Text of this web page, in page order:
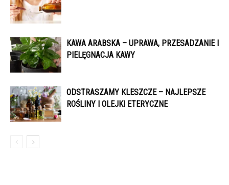
KAWA ARABSKA – UPRAWA, PRZESADZANIE I
PIELĘGNACJA KAWY
ODSTRASZAMY KLESZCZE – NAJLEPSZE
ROŚLINY I OLEJKI ETERYCZNE